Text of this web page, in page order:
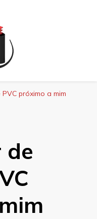
próximo a mim
de